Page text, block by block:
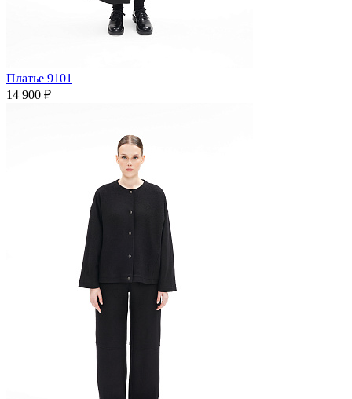
Платье 9101
14 900 ₽